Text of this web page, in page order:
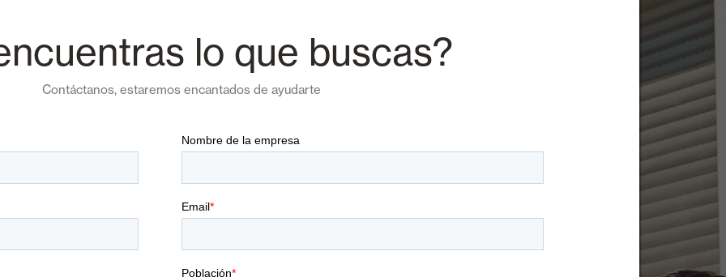
lo que buscas?
Contáctanos, estaremos encantados de ayudarte